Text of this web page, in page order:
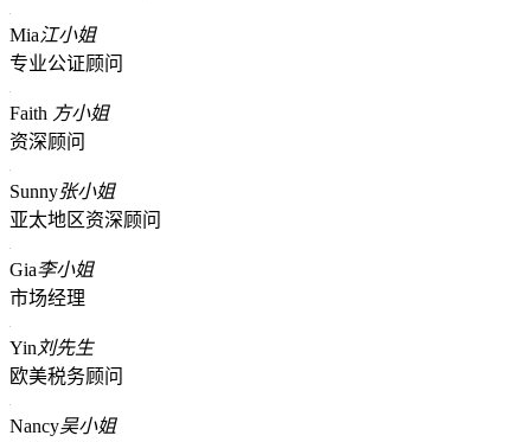
Mia江小姐
专业公证顾问
Faith 方小姐
资深顾问
Sunny张小姐
亚太地区资深顾问
Gia李小姐
市场经理
Yin 刘先生
欧美税务顾问
Nancy吴小姐